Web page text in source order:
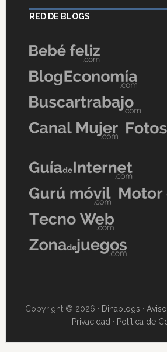
RED DE BLOGS
Copyright © 2026 · Dinablogs ·
Privacidad · Política de